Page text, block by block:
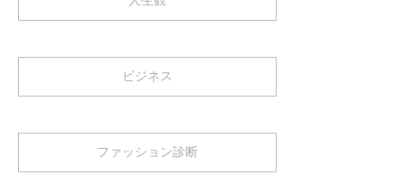
ビジネス
ファッション診断